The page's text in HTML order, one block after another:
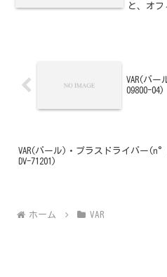
と、オフ
VAR(バー
09800-04)
VAR(バール)・プラスドライバー
DV-71201)
ホーム VAR